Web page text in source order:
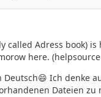
called Adress book)
here.
Ich denke
Dateien zu